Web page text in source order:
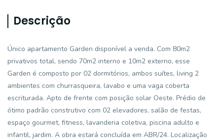
Descrição
Único apartamento Garden disponível a venda. Com 80m2
privativos total, sendo 70m2 interno e 10m2 externo, esse
Garden é composto por 02 dormitórios, ambos suítes, living 2
ambientes com churrasqueira, lavabo e uma vaga coberta
escriturada. Apto de frente com posição solar Oeste. Prédio de
ótimo padrão construtivo com 02 elevadores, salão de festas,
espaço gourmet, fitness, lavanderia coletiva, piscina adulto e
infantil, jardim. A obra estará concluída em ABR/24. Localização